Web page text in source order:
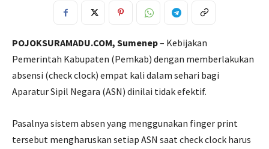
POJOKSURAMADU.COM, Sumenep– Kebijakan
Pemerintah Kabupaten (Pemkab) dengan memberlakukan
absensi (check clock) empat kali dalam sehari bagi
Aparatur Sipil Negara (ASN) dinilai tidak efektif.
Pasalnya sistem absen yang menggunakan finger print
tersebut mengharuskan setiap ASN saat check clock harus